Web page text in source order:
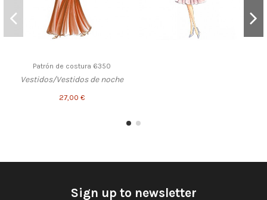
Patrón de costura 6350
Vestidos/Vestidos de noche
27,00 €
Sign up to newsletter